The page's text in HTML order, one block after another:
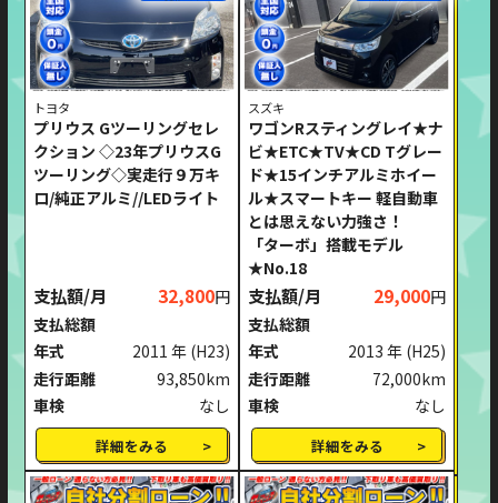
トヨタ
プリウス Gツーリングセレ
クション ◇23年プリウスG
ツーリング◇実走行９万キ
ロ/純正アルミ//LEDライト
支払額/月 32,800円
支払総額
年式
2011 年 (H23)
走行距離
93,850km
車検
なし
詳細をみる
スズキ
ワゴンRスティングレイ★ナ
ビ★ETC★TV★CD Tグレー
ド★15インチアルミホイー
ル★スマートキー 軽自動車
とは思えない力強さ！
「ターボ」搭載モデル
★No.18
支払額/月 29,000円
支払総額
年式
2013 年 (H25)
走行距離
72,000km
車検
なし
詳細をみる